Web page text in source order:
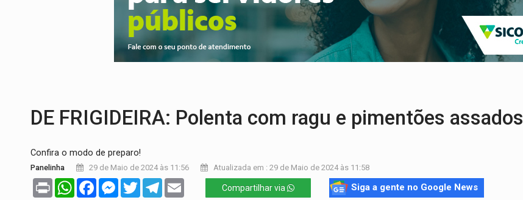
ENCONTRO:Amazônia Negra ganha projeção nacional com participação de Marcela Bonfim
PREVISÃO:Porto Velho tem chances de chuvas isoladas nesta sexta-feira (7)
SINDICATOS UNIDOS:Assembleia Geral delibera greve da educação municipal em Porto Velho
DE FRIGIDEIRA: Polenta com ragu e pimentões assados
Confira o modo de preparo!
Panelinha 29 de Maio de 2024 às 11:56 Atualizada em : 29 de Maio de 2024 às 11:58
Print WhatsAppFacebookMessenger
TwitterTelegram Compartilhar via Siga a gente no Google News